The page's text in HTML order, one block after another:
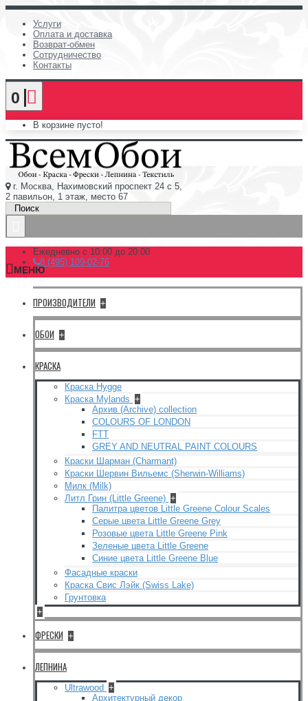
Услуги
Оплата и доставка
Возврат-обмен
Сотрудничество
Контакты
0
В корзине пусто!
г. Москва, Нахимовский проспект 24 с 5,
2 павильон, 1 этаж, место 67
Ежедневно с 10:00 до 20:00
8 (495) 109-02-76
МЕНЮ
ПРОИЗВОДИТЕЛИ +
ОБОИ +
КРАСКА
Краска Hygge
Краска Mylands +
Архив (Archive) collection
COLOURS OF LONDON
FTT
GREY AND NEUTRAL PAINT COLOURS
Краски Шарман (Charmant)
Краски Шервин Вильемс (Sherwin-Williams)
Милк (Milk)
Литл Грин (Little Greene) +
Палитра цветов Little Greene Colour Scales
Серые цвета Little Greene Grey
Розовые цвета Little Greene Pink
Зеленые цвета Little Greene
Синие цвета Little Greene Blue
Фасадные краски
Краска Свис Лэйк (Swiss Lake)
Грунтовка
+
ФРЕСКИ +
ЛЕПНИНА
Ultrawood +
Архитектурный декор